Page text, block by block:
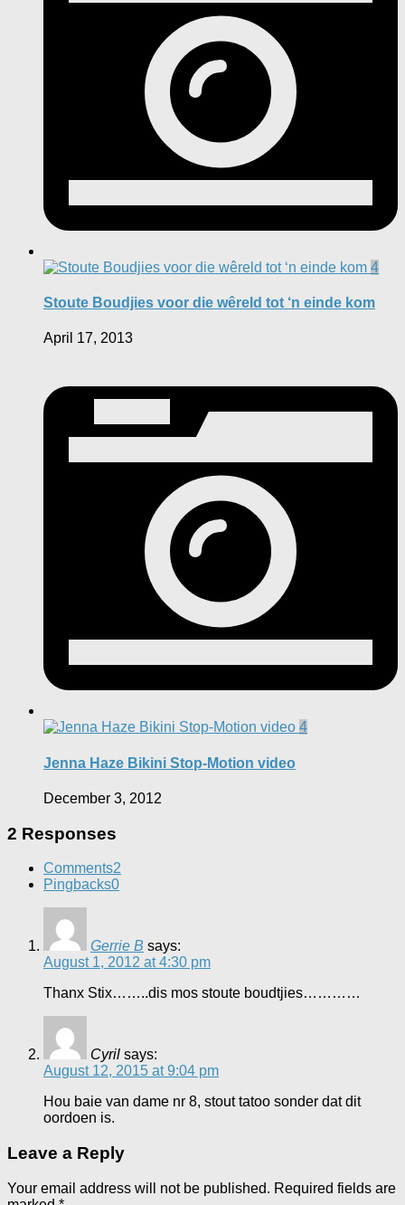
4
Stoute Boudjies voor die wêreld tot ‘n einde kom
April 17, 2013
4
Jenna Haze Bikini Stop-Motion video
December 3, 2012
2 Responses
Comments2
Pingbacks0
Gerrie B says:
August 1, 2012 at 4:30 pm
Thanx Stix……..dis mos stoute boudtjies…………
Cyril says:
August 12, 2015 at 9:04 pm
Hou baie van dame nr 8, stout tatoo sonder dat dit
oordoen is.
Leave a Reply
Your email address will not be published. Required fields are